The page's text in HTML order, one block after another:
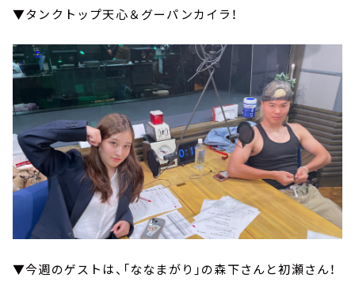
▼タンクトップ天心＆グーパンカイラ！
▼今週のゲストは、「ななまがり」の森下さんと初瀬さん！